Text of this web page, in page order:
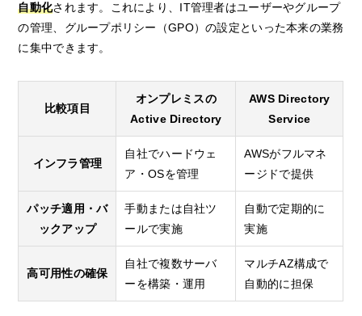
自動化されます。これにより、IT管理者はユーザーやグループ
の管理、グループポリシー（GPO）の設定といった本来の業務
に集中できます。
比較項目
オンプレミスの
Active Directory
AWS Directory
Service
インフラ管理
自社でハードウェ
ア・OSを管理
AWSがフルマネ
ージドで提供
パッチ適用・バ
ックアップ
手動または自社ツ
ールで実施
自動で定期的に
実施
高可用性の確保
自社で複数サーバ
ーを構築・運用
マルチAZ構成で
自動的に担保